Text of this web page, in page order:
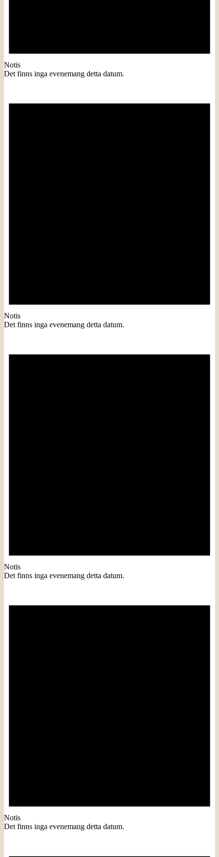
Notis
Det finns inga evenemang detta datum.
Notis
Det finns inga evenemang detta datum.
Notis
Det finns inga evenemang detta datum.
Notis
Det finns inga evenemang detta datum.